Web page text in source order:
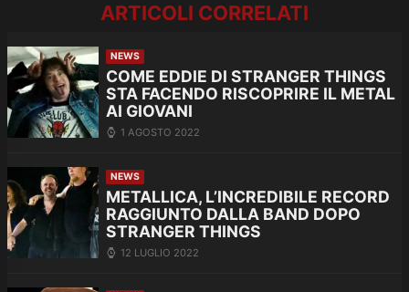
ARTICOLI CORRELATI
NEWS
COME EDDIE DI STRANGER THINGS
STA FACENDO RISCOPRIRE IL METAL
AI GIOVANI
1 AGOSTO 2022
NEWS
METALLICA, L’INCREDIBILE RECORD
RAGGIUNTO DALLA BAND DOPO
STRANGER THINGS
12 LUGLIO 2022